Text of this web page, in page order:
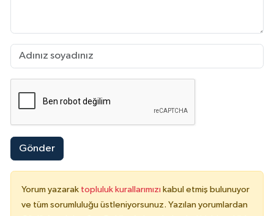
Gönder
Yorum yazarak topluluk kurallarımızı kabul etmiş bulunuyor
ve tüm sorumluluğu üstleniyorsunuz. Yazılan yorumlardan